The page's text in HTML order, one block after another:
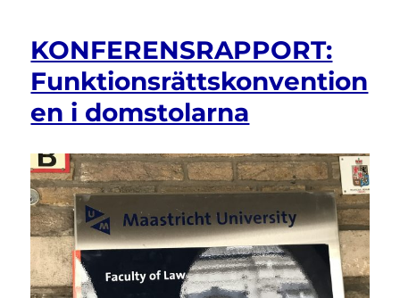
filmpremiär
den
20
KONFERENSRAPPORT:
Funktionsrättskonvention
en i domstolarna